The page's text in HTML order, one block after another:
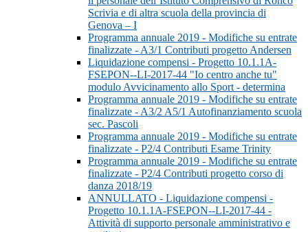
Scrivia e di altra scuola della provincia di
Genova – I
Programma annuale 2019 - Modifiche su entrate
finalizzate - A3/1 Contributi progetto Andersen
Liquidazione compensi - Progetto 10.1.1A-
FSEPON--LI-2017-44 "Io centro anche tu"
modulo Avvicinamento allo Sport - determina
Programma annuale 2019 - Modifiche su entrate
finalizzate - A3/2 A5/1 Autofinanziamento scuola
sec. Pascoli
Programma annuale 2019 - Modifiche su entrate
finalizzate - P2/4 Contributi Esame Trinity
Programma annuale 2019 - Modifiche su entrate
finalizzate - P2/4 Contributi progetto corso di
danza 2018/19
ANNULLATO - Liquidazione compensi -
Progetto 10.1.1A-FSEPON--LI-2017-44 -
Attività di supporto personale amministrativo e